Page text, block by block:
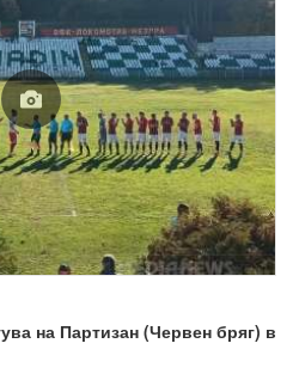
на Партизан (Червен бряг) в